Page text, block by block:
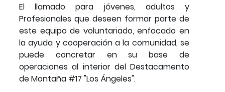
El llamado para jóvenes, adultos y
Profesionales que deseen formar parte de
este equipo de voluntariado, enfocado en
la ayuda y cooperación a la comunidad, se
puede concretar en su base de
operaciones al interior del Destacamento
de Montaña #17 "Los Ángeles".